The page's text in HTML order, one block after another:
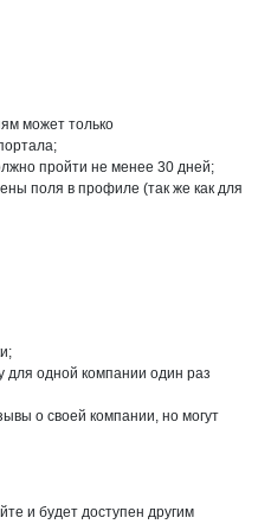
может только
пройти не менее 30 дней;
поля в профиле (так же как для
для одной компании один раз
о своей компании, но могут
и будет доступен другим